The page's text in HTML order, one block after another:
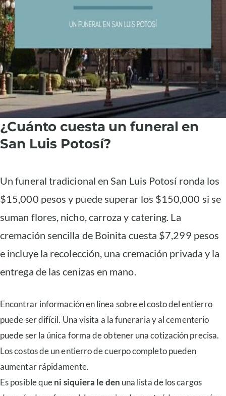
¿Cuánto cuesta un funeral en
San Luis Potosí?
Un funeral tradicional en San Luis Potosí ronda los
$15,000 pesos y puede superar los $150,000 si se
suman flores, nicho, carroza y catering. La
cremación sencilla de Boinita cuesta $7,299 pesos
e incluye la recolección, una cremación privada y la
entrega de las cenizas en mano.
Encontrar información en línea sobre el costo del entierro
puede ser difícil. Una visita a la funeraria y al cementerio
puede ser la única forma de obtener una cotización precisa.
Los costos de un entierro de cuerpo completo pueden
aumentar rápidamente.
Es posible queni siquiera le den una lista de los cargos